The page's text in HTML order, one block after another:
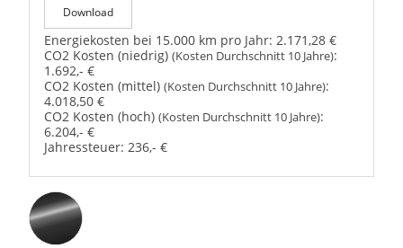
Download
Energiekosten bei 15.000 km pro Jahr: 2.171,28 €
CO2 Kosten (niedrig) (Kosten Durchschnitt 10 Jahre):
1.692,- €
CO2 Kosten (mittel) (Kosten Durchschnitt 10 Jahre):
4.018,50 €
CO2 Kosten (hoch) (Kosten Durchschnitt 10 Jahre):
6.204,- €
Jahressteuer: 236,- €